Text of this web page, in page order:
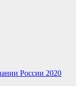
России 2020